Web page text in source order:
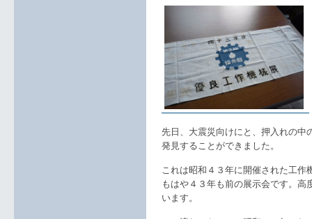
先日、大震災向けにと、押入れの中
発見することができました。
これは昭和４３年に開催された工作
もはや４３年も前の展示会です。
います。